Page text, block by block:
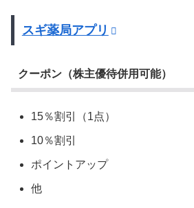
スギ薬局アプリ
クーポン（株主優待併用可能）
15％割引（1点）
10％割引
ポイントアップ
他